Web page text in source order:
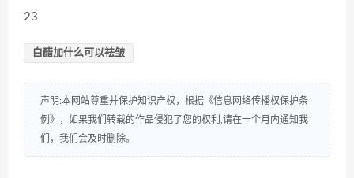
23
白醋加什么可以祛皱
声明:本网站尊重并保护知识产权，根据《信息网络传播权保护条
例》，如果我们转载的作品侵犯了您的权利,请在一个月内通知我
们，我们会及时删除。